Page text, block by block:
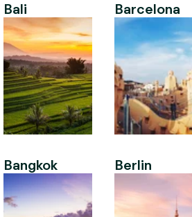
Bali
Bangkok
Barcelona
Berlin